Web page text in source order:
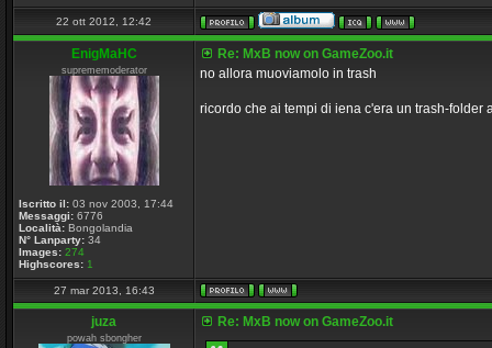
22 ott 2012, 12:42
EnigMaHC
suprememoderator
Iscritto il: 03 nov 2003, 17:44
Messaggi: 6776
Località: Bongolandia
N° Lanparty: 34
Images: 274
Highscores: 1
Re: MxB now on GameZoo.it
no allora muoviamolo in trash
ricordo che ai tempi di iena c'era un trash-folder
27 mar 2013, 16:43
juza
powah sbongher
Re: MxB now on GameZoo.it